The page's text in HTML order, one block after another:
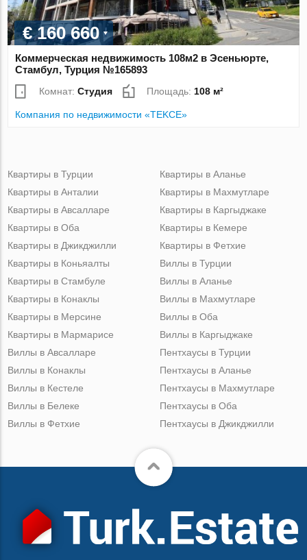
€ 160 660
Коммерческая недвижимость 108м2 в Эсеньюрте,
Стамбул, Турция №165893
Комнат:Студия Площадь: 108 м²
Компания по недвижимости «TEKCE»
Квартиры в Турции
Квартиры в Анталии
Квартиры в Авсалларе
Квартиры в Оба
Квартиры в Джикджилли
Квартиры в Аланье
Квартиры в Махмутларе
Квартиры в Каргыджаке
Квартиры в Кемере
Квартиры в Фетхие
Квартиры в Коньяалты
Квартиры в Стамбуле
Квартиры в Конаклы
Квартиры в Мерсине
Квартиры в Мармарисе
Виллы в Турции
Виллы в Аланье
Виллы в Махмутларе
Виллы в Оба
Виллы в Каргыджаке
Виллы в Авсалларе
Виллы в Конаклы
Виллы в Кестеле
Виллы в Белеке
Виллы в Фетхие
Пентхаусы в Турции
Пентхаусы в Аланье
Пентхаусы в Махмутларе
Пентхаусы в Оба
Пентхаусы в Джикджилли